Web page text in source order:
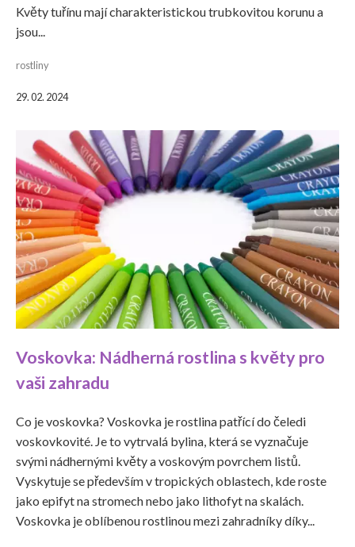
Květy tuřínu mají charakteristickou trubkovitou korunu a
jsou...
rostliny
29. 02. 2024
Voskovka: Nádherná rostlina s květy pro
vaši zahradu
Co je voskovka? Voskovka je rostlina patřící do čeledi
voskovkovité. Je to vytrvalá bylina, která se vyznačuje
svými nádhernými květy a voskovým povrchem listů.
Vyskytuje se především v tropických oblastech, kde roste
jako epifyt na stromech nebo jako lithofyt na skalách.
Voskovka je oblíbenou rostlinou mezi zahradníky díky...